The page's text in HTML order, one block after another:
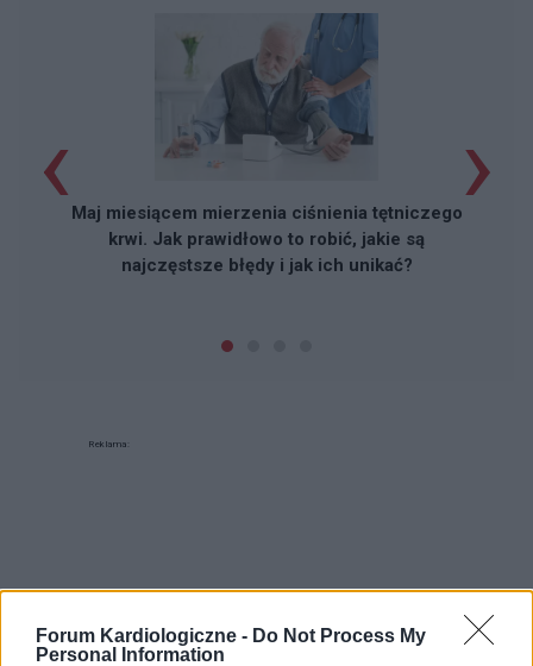
Forum Kardiologiczne - Do Not Process My
Personal Information
Maj miesiącem mierzenia ciśnienia tętniczego
krwi. Jak prawidłowo to robić, jakie są
najczęstsze błędy i jak ich unikać?
‹ ›
Reklama: